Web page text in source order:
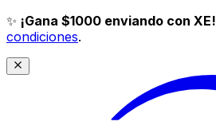
✨ ¡Gana $1000 enviando con XE!
condiciones.